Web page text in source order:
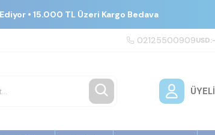
• 15.000 TL Üzeri Kargo Bedava
02125500909USD: